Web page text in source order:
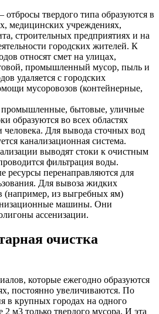
отбросы твердого типа образуются в
медицинских учреждениях,
строительных предприятиях и на
городских жителей. К
относят смет на улицах,
промышленный мусор, пыль и
удаляется с городских
мусоровозов (контейнерные,
промышленные, бытовые, уличные
образуются во всех областях
человека. Для вывода сточных вод
канализационная система.
выводят стоки к очистным
фильтрация воды.
перенаправляются для
Для вывоза жидких
(например, из выгребных ям)
машины. Они
ассенизации.
очистка
которые ежегодно образуются
постоянно увеличиваются. По
в крупных городах на одного
2 м3 только твердого мусора. И эта